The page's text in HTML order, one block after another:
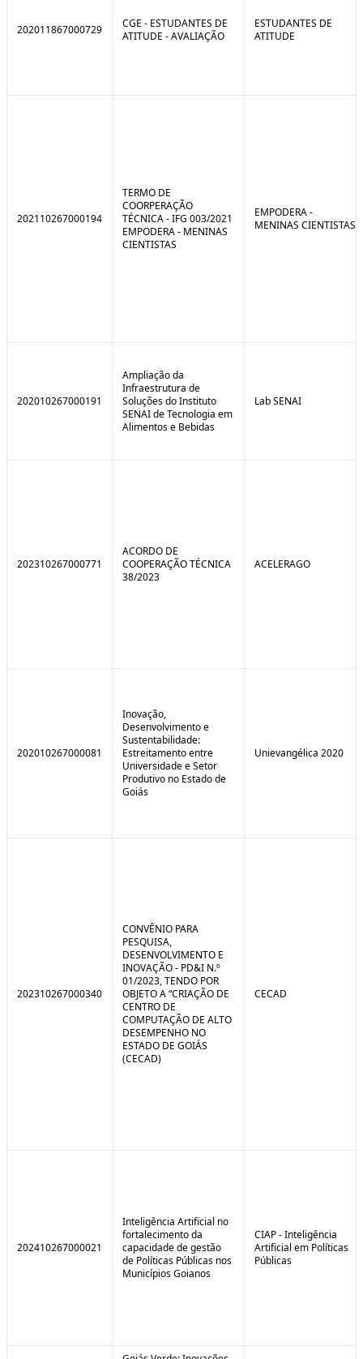
202011867000729
CGE - ESTUDANTES DE
ATITUDE - AVALIAÇÃO
ESTUDANTES DE
ATITUDE
202110267000194
TERMO DE
COORPERAÇÃO
TÉCNICA - IFG 003/2021
EMPODERA - MENINAS
CIENTISTAS
EMPODERA -
MENINAS CIENTISTAS
202010267000191
Ampliação da
Infraestrutura de
Soluções do Instituto
SENAI de Tecnologia em
Alimentos e Bebidas
Lab SENAI
202310267000771
ACORDO DE
COOPERAÇÃO TÉCNICA
38/2023
ACELERAGO
202010267000081
Inovação,
Desenvolvimento e
Sustentabilidade:
Estreitamento entre
Universidade e Setor
Produtivo no Estado de
Goiás
Unievangélica 2020
202310267000340
CONVÊNIO PARA
PESQUISA,
DESENVOLVIMENTO E
INOVAÇÃO - PD&I N.º
01/2023, TENDO POR
OBJETO A “CRIAÇÃO DE
CENTRO DE
COMPUTAÇÃO DE ALTO
DESEMPENHO NO
ESTADO DE GOIÁS
(CECAD)
CECAD
202410267000021
Inteligência Artificial no
fortalecimento da
capacidade de gestão
de Políticas Públicas nos
Municípios Goianos
CIAP - Inteligência
Artificial em Políticas
Públicas